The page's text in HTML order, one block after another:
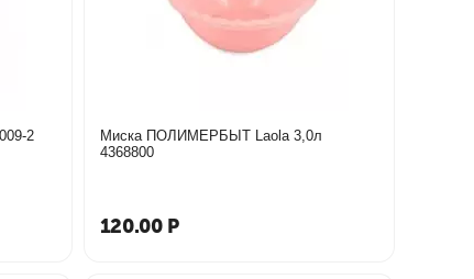
2006009-2
Миска ПОЛИМЕРБЫТ Laola 3,0л
4368800
120.00 Р